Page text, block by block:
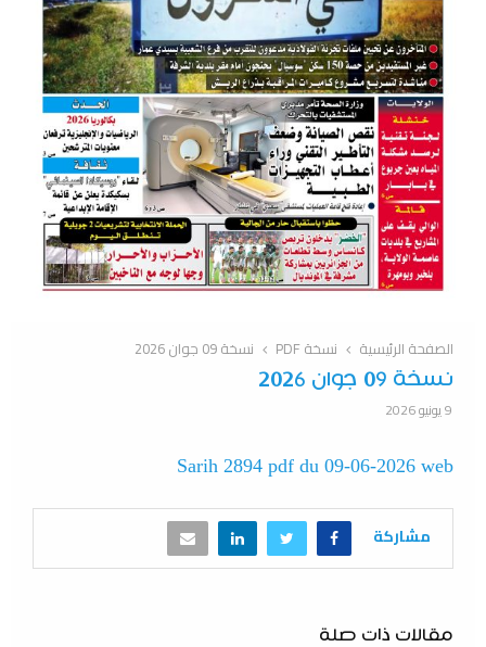
الصفحة الرئيسية نسخة PDF نسخة 09 جوان 2026
نسخة 09 جوان 2026
9 يونيو 2026
Sarih 2894 pdf du 09-06-2026 web
مشاركة
مقالات ذات صلة